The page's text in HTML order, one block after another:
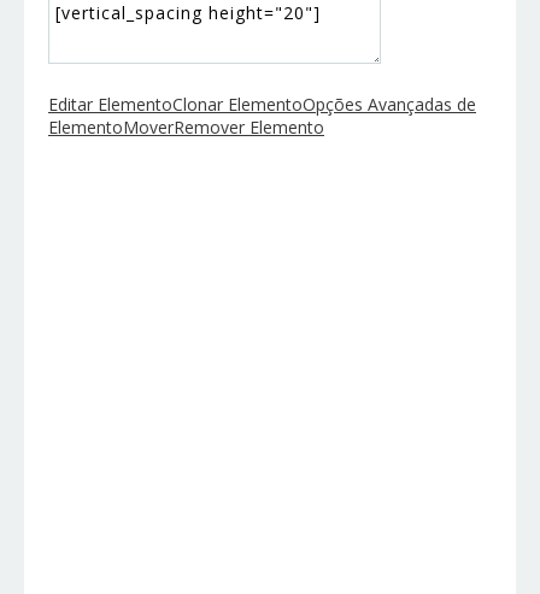
Editar ElementoClonar ElementoOpções Avançadas de
ElementoMoverRemover Elemento